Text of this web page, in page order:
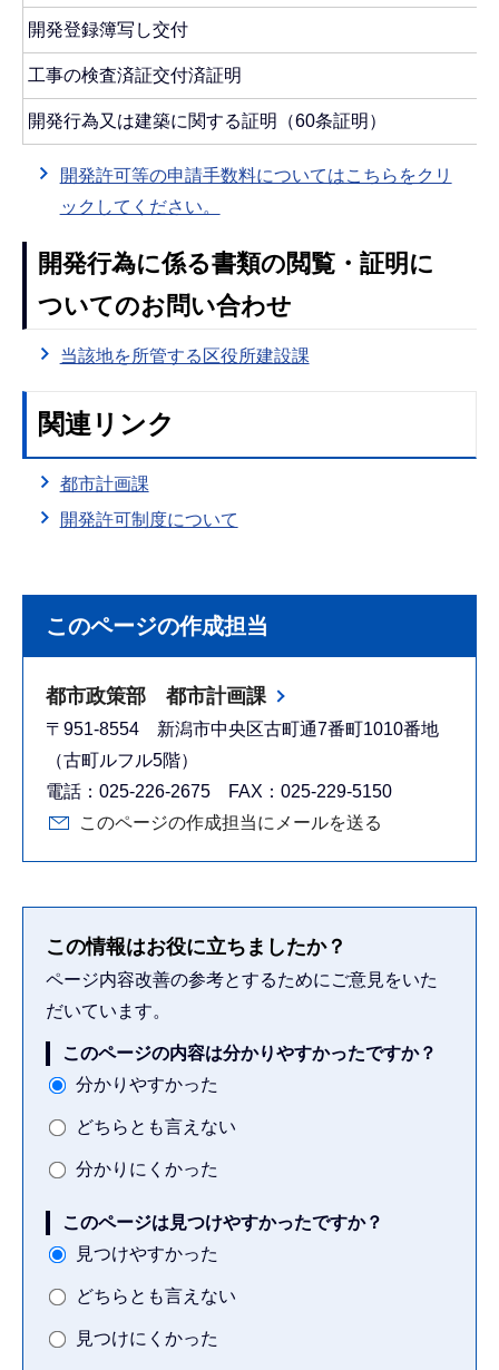
開発登録簿写し交付
工事の検査済証交付済証明
開発行為又は建築に関する証明（60条証明）
開発許可等の申請手数料についてはこちらをクリ
ックしてください。
開発行為に係る書類の閲覧・証明に
ついてのお問い合わせ
当該地を所管する区役所建設課
関連リンク
都市計画課
開発許可制度について
このページの作成担当
都市政策部 都市計画課
〒951-8554 新潟市中央区古町通7番町1010番地
（古町ルフル5階）
電話：025-226-2675 FAX：025-229-5150
このページの作成担当にメールを送る
この情報はお役に立ちましたか？
ページ内容改善の参考とするためにご意見をいた
だいています。
このページの内容は分かりやすかったですか？
分かりやすかった
どちらとも言えない
分かりにくかった
このページは見つけやすかったですか？
見つけやすかった
どちらとも言えない
見つけにくかった